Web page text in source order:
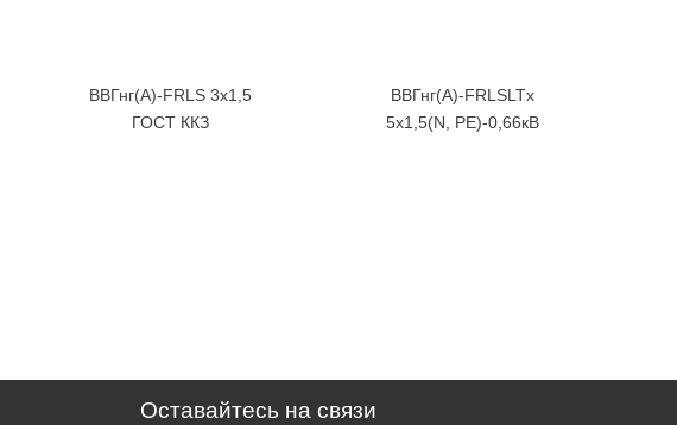
ВВГнг(А)-FRLS 3х1,5
ГОСТ ККЗ
ВВГнг(А)-FRLSLTx
5х1,5(N, PE)-0,66кВ
Оставайтесь на связи